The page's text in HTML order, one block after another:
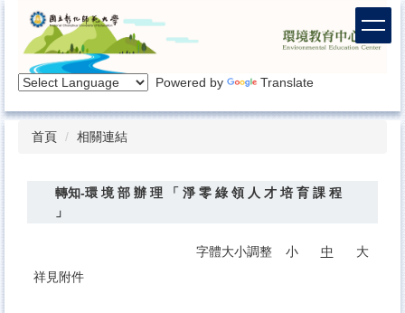
內
Powered by Translate
首頁 相關連結
轉知-環 境 部 辦 理 「 淨 零 綠 領 人 才 培 育 課 程
」
字體大小調整 小 中
大
祥見附件